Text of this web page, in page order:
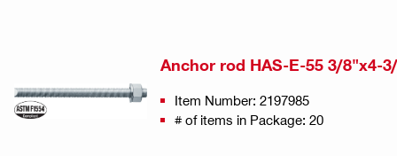
Anchor rod HAS-E-55 3/8"x4-
Item Number: 2197985
# of items in Package: 20